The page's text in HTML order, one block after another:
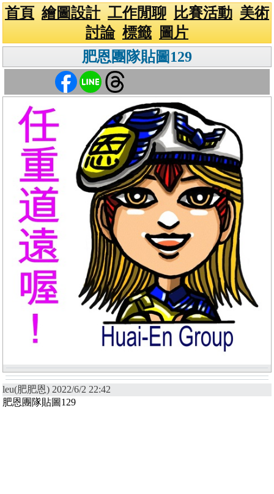
首頁 繪圖設計 工作閒聊 比賽活動 美術
討論 標籤
圖片
肥恩團隊貼圖129
leu(肥肥恩) 2022/6/2 22:42
肥恩團隊貼圖129